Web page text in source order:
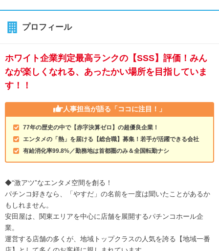
プロフィール
ホワイト企業判定最高ランクの【SSS】評価！みん
なが楽しくなれる、あったかい場所を目指していま
す！！
人事担当が語る 「ココに注目！」
77年の歴史の中で【赤字決算ゼロ】の超優良企業！
エンタメの「熱」を届ける【総合職】募集！若手が活躍できる会社
有給消化率99.8%／勤務地は首都圏のみ＆全国転勤ナシ
◆“激アツ”なエンタメ空間を創る！
パチンコ好きなら、「やすだ」の名前を一度は聞いたことがあるか
もしれません。
安田屋は、関東エリアを中心に店舗を展開するパチンコホール企
業。
運営する店舗の多くが、地域トップクラスの人気を誇る【地域一番